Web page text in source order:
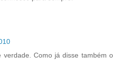
verdade. Como já disse também o